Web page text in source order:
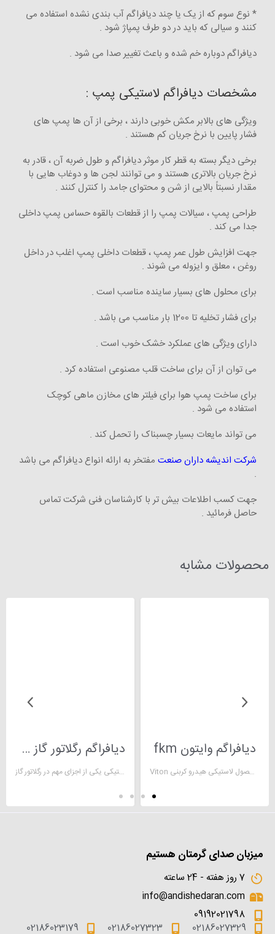
* نوع سوم که از یک یا چند دیافراگم آب بندی نشده استفاده می
کنند و سیالی که باید در دو طرف پمپاژ شود .
دیافراگم دوباره خم شده و باعث تغییر صدا می شود .
مشخصات دیافراگم لاستیکی پمپ :
ویژگی های بالابر مکش خوبی دارند ، برخی از آن ها پمپ های
فشار پایین با نرخ جریان کم هستند .
برخی دیگر بسته به قطر کار موثر دیافراگم و طول ضربه آن ، قادر به
نرخ جریان بالاتری هستند و می توانند لجن ها و دوغاب هایی با
مقدار نسبتاً بالایی از شن و محتوای جامد را کنترل کنند .
طراحی پمپ ، سیالات پمپ را از قطعات بالقوه حساس پمپ داخلی
جدا می کند .
جهت افزایش طول عمر پمپ ، قطعات داخلی پمپ اغلب در داخل
روغن ، معلق و ایزوله می شوند .
برای محلول های بسیار ساینده مناسب است .
برای فشار تخلیه تا 1200 بار مناسب می باشد .
دارای ویژگی های عملکرد خشک خوب است .
می توان از آن برای ساخت قلب مصنوعی استفاده کرد .
برای ساخت پمپ هوا برای فیلتر های مخازن ماهی کوچک
استفاده می شود .
می تواند مایعات بسیار چسبناک را تحمل کند .
شرکت اندیشه داران صنعت مفتخر به ارائه انواع دیافراگم می باشد
.
جهت کسب اطلاعات بیش تر با کارشناسان فنی شرکت تماس
حاصل فرمائید .
محصولات مشابه
دیافراگم وایتون fkm
Viton یک محصول لاستیکی هیدرو کربنی
دیافراگم رگلاتور گاز صنعتی
دیافراگم لاستیکی یکی از اجزای مهم در رگلاتور گاز
میزبان صدای گرمتان هستیم
7 روز هفته - 24 ساعته
info@andishedaran.com
09192021798
02186027329
02186027323
02186023179